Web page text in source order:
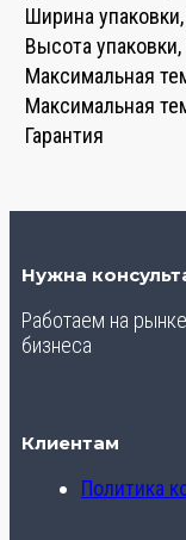
Ширина
Высота
Максимальная
Максимальная
Гарантия
Нужна
Работаем на
бизнеса
Клиентам
Политика